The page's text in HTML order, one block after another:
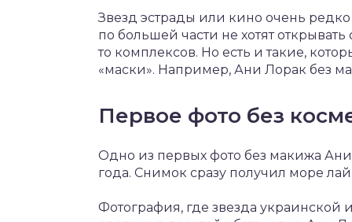
Звезд эстрады или кино очень
по большей части не хотят
то комплексов. Но есть и такие,
«маски». Например, Ани Лорак без
Первое фото без
Одно из первых фото без макижа
года. Снимок сразу получил море
Фотография, где звезда украинской